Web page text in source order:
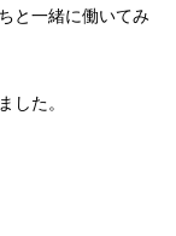
と一緒に働いてみ
した。